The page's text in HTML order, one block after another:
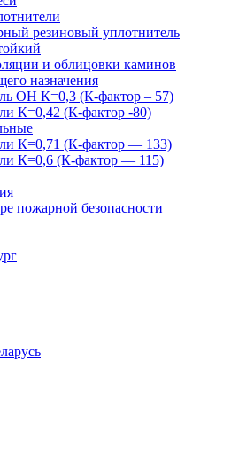
резиновый уплотнитель
и облицовки каминов
назначения
ОН К=0,3 (К-фактор – 57)
К=0,42 (К-фактор -80)
К=0,71 (К-фактор — 133)
К=0,6 (К-фактор — 115)
пожарной безопасности